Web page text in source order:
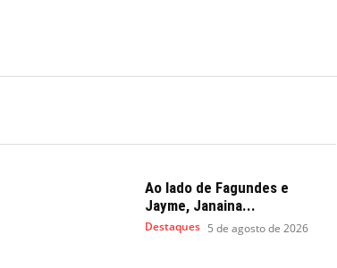
Ao lado de Fagundes e
Jayme, Janaina...
Destaques 5 de agosto de 2026